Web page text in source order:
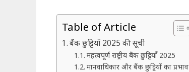
Table of Article
बैंक छुट्टियाँ 2025 की सूची
महत्वपूर्ण राष्ट्रीय बैंक छुट्टियाँ 2025
मानवाधिकार और बैंक छुट्टियों का प्रभाव